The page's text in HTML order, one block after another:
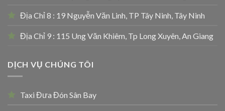
Địa Chỉ 8 : 19 Nguyễn Văn Linh, TP Tây Ninh, Tây Ninh
Địa Chỉ 9 : 115 Ung Văn Khiêm, Tp Long Xuyên, An Giang
DỊCH VỤ CHÚNG TÔI
Taxi Đưa Đón Sân Bay